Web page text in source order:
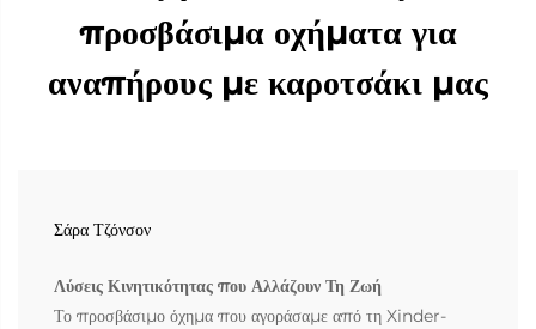
προσβάσιμα οχήματα για
αναπήρους με καροτσάκι μας
Σάρα Τζόνσον
Λύσεις Κινητικότητας που Αλλάζουν Τη Ζωή
Το προσβάσιμο όχημα που αγοράσαμε από τη Xinder-